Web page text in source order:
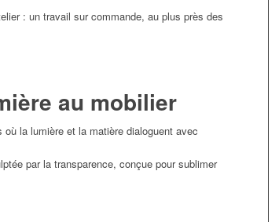
: un travail sur commande, au plus près des
au mobilier
la lumière et la matière dialoguent avec
par la transparence, conçue pour sublimer